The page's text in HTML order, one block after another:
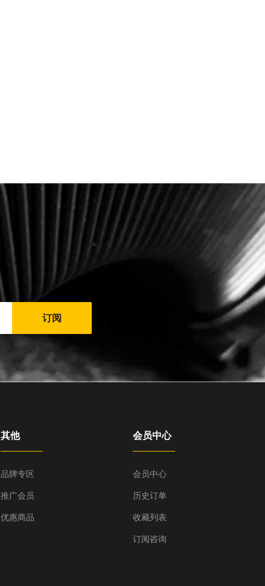
订阅
其他
品牌专区
推广会员
优惠商品
会员中心
会员中心
历史订单
收藏列表
订阅咨询